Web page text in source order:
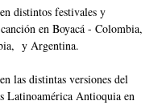
distintos festivales y
en Boyacá - Colombia,
y Argentina.
las distintas versiones del
Latinoamérica Antioquia en